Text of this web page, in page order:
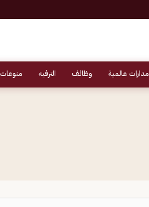
مدارات عالمية وظائف الترفيه منوعات